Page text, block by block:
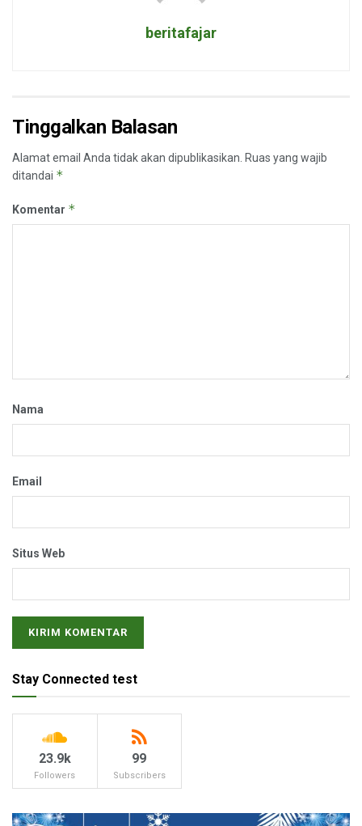
beritafajar
Tinggalkan Balasan
Alamat email Anda tidak akan dipublikasikan. Ruas yang wajib
ditandai *
Komentar *
Nama
Email
Situs Web
Stay Connected test
23.9k
Followers
99
Subscribers